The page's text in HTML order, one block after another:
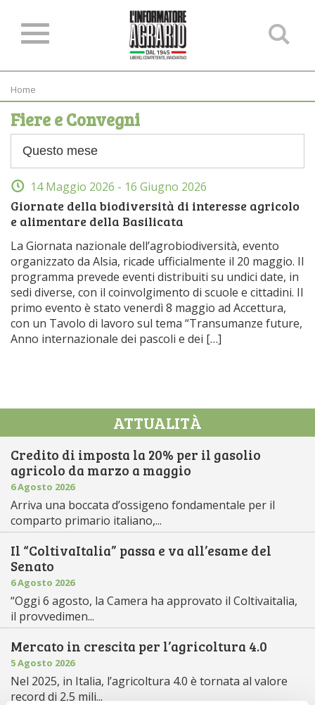
Home
Fiere e Convegni
14 Maggio 2026 - 16 Giugno 2026
Giornate della biodiversità di interesse agricolo
e alimentare della Basilicata
La Giornata nazionale dell’agrobiodiversità, evento
organizzato da Alsia, ricade ufficialmente il 20 maggio. Il
programma prevede eventi distribuiti su undici date, in
sedi diverse, con il coinvolgimento di scuole e cittadini. Il
primo evento è stato venerdì 8 maggio ad Accettura,
con un Tavolo di lavoro sul tema “Transumanze future,
Anno internazionale dei pascoli e dei […]
ATTUALITÀ
Credito di imposta la 20% per il gasolio
agricolo da marzo a maggio
6 Agosto 2026
Arriva una boccata d’ossigeno fondamentale per il
comparto primario italiano,...
Il “ColtivaItalia” passa e va all’esame del
Senato
6 Agosto 2026
“Oggi 6 agosto, la Camera ha approvato il Coltivaitalia,
il provvedimen...
Mercato in crescita per l’agricoltura 4.0
5 Agosto 2026
Nel 2025, in Italia, l’agricoltura 4.0 è tornata al valore
record di 2,5 mili...